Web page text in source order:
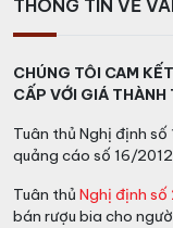
THÔNG TIN VỀ
CHÚNG TÔI CAM
CẤP VỚI GIÁ THÀNH
Tuân thủ Nghị định
quảng cáo số 16/
Tuân thủ Nghị định
bán rượu bia cho